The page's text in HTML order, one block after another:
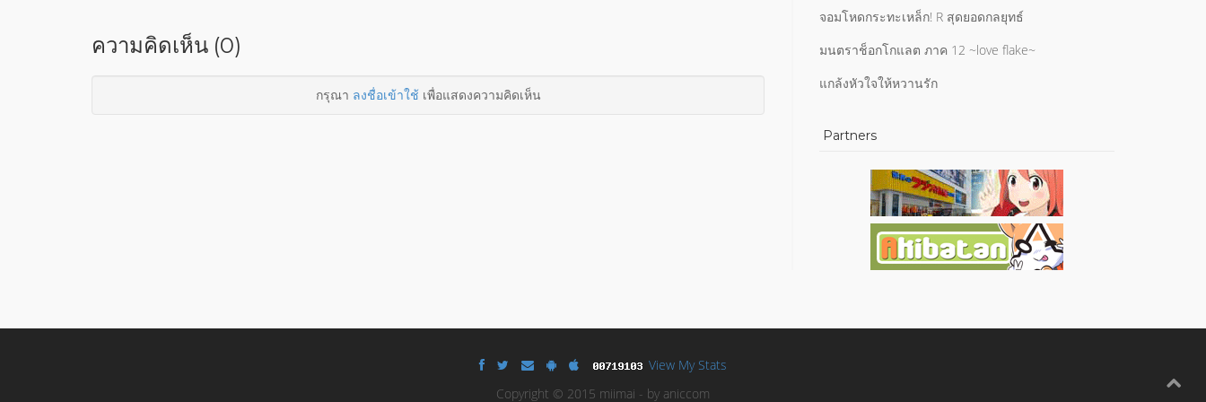
ความคิดเห็น (0)
กรุณา ลงชื่อเข้าใช้เพื่อแสดงความคิดเห็น
จอมโหดกระทะเหล็ก! R สุดยอดกลยุทธ์
มนตราช็อกโกแลต ภาค 12 ~love flake~
แกล้งหัวใจให้หวานรัก
Partners
View My Stats
Copyright © 2015 miimai - by aniccom